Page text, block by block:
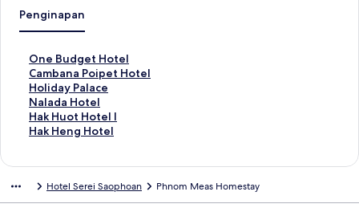
Penginapan
One Budget Hotel
P
a
u
t
a
n
d
Cambana Poipet Hotel
P
a
u
t
a
n
Holiday Palace
P
a
u
t
a
Nalada Hotel
P
a
u
t
Hak Huot Hotel I
P
a
S
Hak Heng Hotel
P
n
Hotel Serei Saophoan Phnom Meas Homestay